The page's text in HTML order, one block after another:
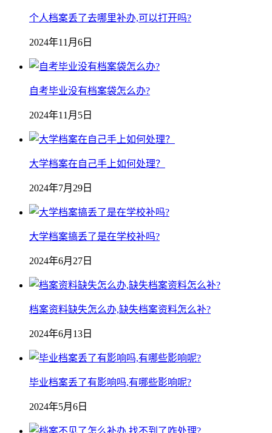
个人档案丢了去哪里补办,可以打开吗?
2024年11月6日
自考毕业没有档案袋怎么办?
2024年11月5日
大学档案在自己手上如何处理？
2024年7月29日
大学档案搞丢了是在学校补吗?
2024年6月27日
档案资料缺失怎么办,缺失档案资料怎么补?
2024年6月13日
毕业档案丢了有影响吗,有哪些影响呢?
2024年5月6日